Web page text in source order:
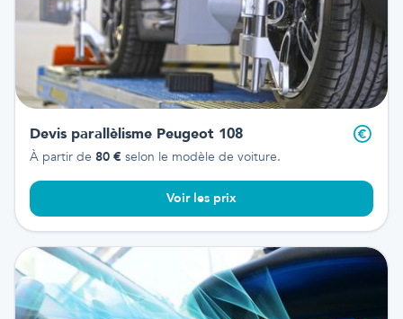
Devis parallèlisme Peugeot 108
À partir de 80 € selon le modèle de voiture.
Voir les prix